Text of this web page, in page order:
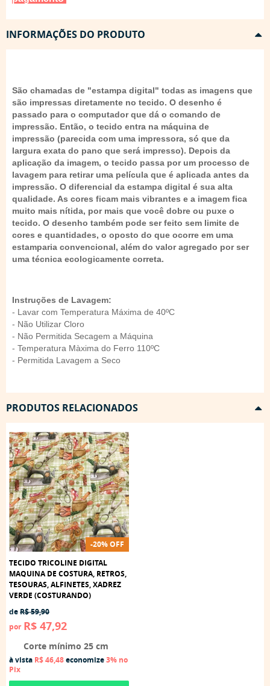
INFORMAÇÕES DO PRODUTO
São chamadas de "estampa digital" todas as imagens que
são impressas diretamente no tecido. O desenho é
passado para o computador que dá o comando de
impressão. Então, o tecido entra na máquina de
impressão (parecida com uma impressora, só que da
largura exata do pano que será impresso). Depois da
aplicação da imagem, o tecido passa por um processo de
lavagem para retirar uma película que é aplicada antes da
impressão. O diferencial da estampa digital é sua alta
qualidade. As cores ficam mais vibrantes e a imagem fica
muito mais nítida, por mais que você dobre ou puxe o
tecido. O desenho também pode ser feito sem limite de
cores e quantidades, o oposto do que ocorre em uma
estamparia convencional, além do valor agregado por ser
uma técnica ecologicamente correta.
Instruções de Lavagem:
- Lavar com Temperatura Máxima de 40ºC
- Não Utilizar Cloro
- Não Permitida Secagem a Máquina
- Temperatura Màxima do Ferro 110ºC
- Permitida Lavagem a Seco
PRODUTOS RELACIONADOS
-20% OFF
TECIDO TRICOLINE DIGITAL
MAQUINA DE COSTURA, RETROS,
TESOURAS, ALFINETES, XADREZ
VERDE (COSTURANDO)
deR$ 59,90
por R$ 47,92
Corte mínimo 25 cm
à vista R$ 46,48economize3% no
Pix